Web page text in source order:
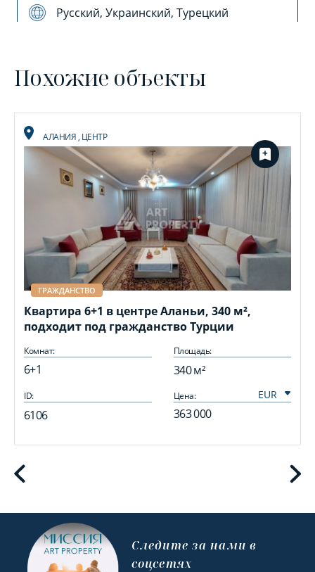
Русский, Украинский, Турецкий
Похожие объекты
АЛАНИЯ, ЦЕНТР
ГРАЖДАНСТВО
Квартира 6+1 в центре Аланьи, 340 м²,
подходит под гражданство Турции
Комнат:
6+1
Площадь:
340 м²
ID:
6106
Цена:
363 000
Cледите за нами в
соцсетях